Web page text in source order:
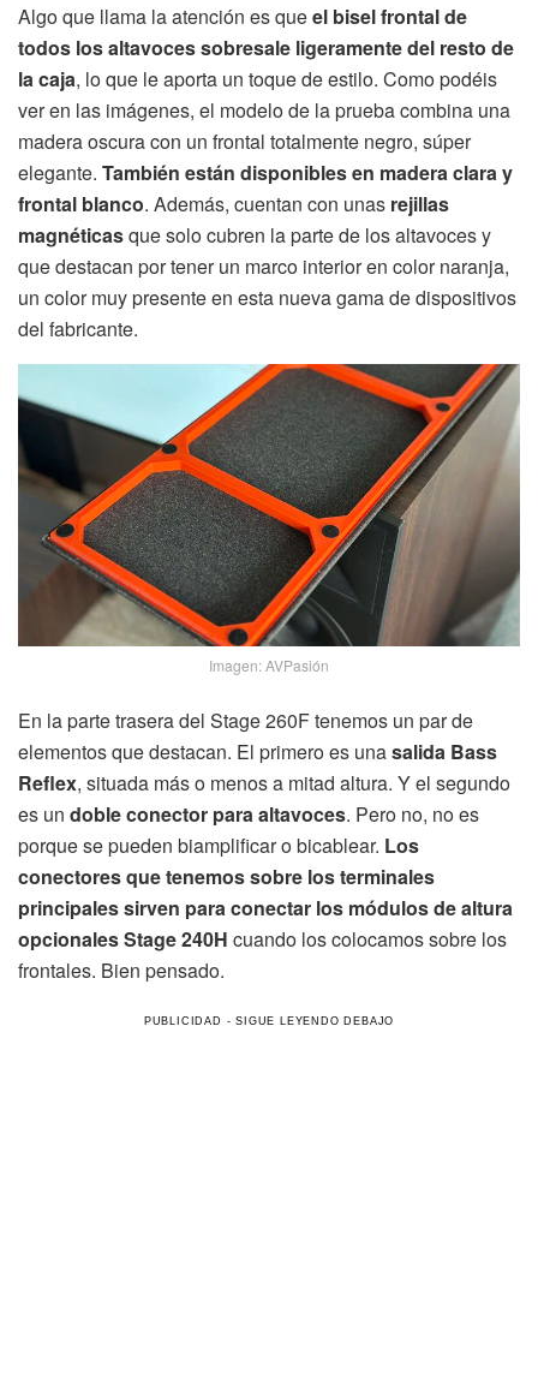
Algo que llama la atención es queel bisel frontal de
todos los altavoces sobresale ligeramente del resto de
la caja, lo que le aporta un toque de estilo. Como podéis
ver en las imágenes, el modelo de la prueba combina una
madera oscura con un frontal totalmente negro, súper
elegante. También están disponibles en madera clara y
frontal blanco. Además, cuentan con unas rejillas
magnéticasque solo cubren la parte de los altavoces y
que destacan por tener un marco interior en color naranja,
un color muy presente en esta nueva gama de dispositivos
del fabricante.
Imagen: AVPasión
En la parte trasera del Stage 260F tenemos un par de
elementos que destacan. El primero es unasalida Bass
Reflex, situada más o menos a mitad altura. Y el segundo
es un doble conector para altavoces. Pero no, no es
porque se pueden biamplificar o bicablear. Los
conectores que tenemos sobre los terminales
principales sirven para conectar los módulos de altura
opcionales Stage 240H cuando los colocamos sobre los
frontales. Bien pensado.